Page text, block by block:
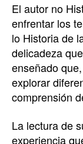
El autor no
enfrentar los
lo Historia de
delicadeza
enseñado
explorar
comprensión
La lectura de
experiencia